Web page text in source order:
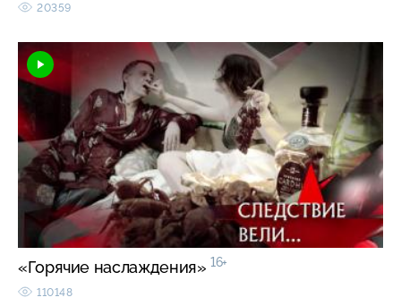
20359
«Горячие наслаждения» 16+
110148